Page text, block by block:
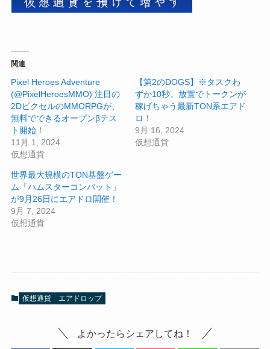
関連
Pixel Heroes Adventure
(@PixelHeroesMMO) 注目の
2DピクセルのMMORPGが、
無料でできるオープンβテス
ト開始！
11月 1, 2024
仮想通貨
【第2のDOGS】※タスクわ
ずか10秒。放置でトークンが
稼げちゃう最新TON系エアド
ロ！
9月 16, 2024
仮想通貨
世界最大規模のTON基盤ゲー
ム「ハムスターコンバット」
が9月26日にエアドロ開催！
9月 7, 2024
仮想通貨
仮想通貨 エアドロップ
よかったらシェアしてね！